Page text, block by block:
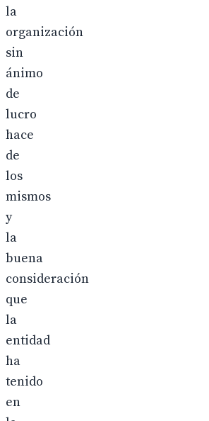
la
organización
sin
ánimo
de
lucro
hace
de
los
mismos
y
la
buena
consideración
que
la
entidad
ha
tenido
en